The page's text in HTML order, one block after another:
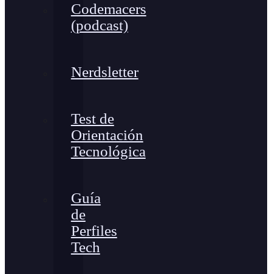
Codemacers
(podcast)
Nerdsletter
Test de
Orientación
Tecnológica
Guía
de
Perfiles
Tech